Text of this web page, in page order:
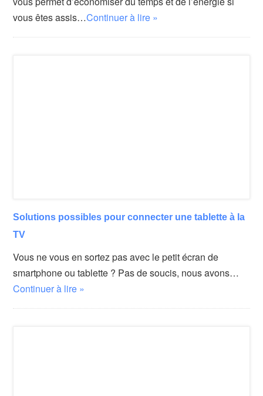
vous êtes assis…Continuer à lire »
Solutions possibles pour connecter une tablette à la
TV
Vous ne vous en sortez pas avec le petit écran de
smartphone ou tablette ? Pas de soucis, nous avons…
Continuer à lire »